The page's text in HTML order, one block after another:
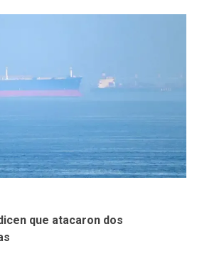
que atacaron dos